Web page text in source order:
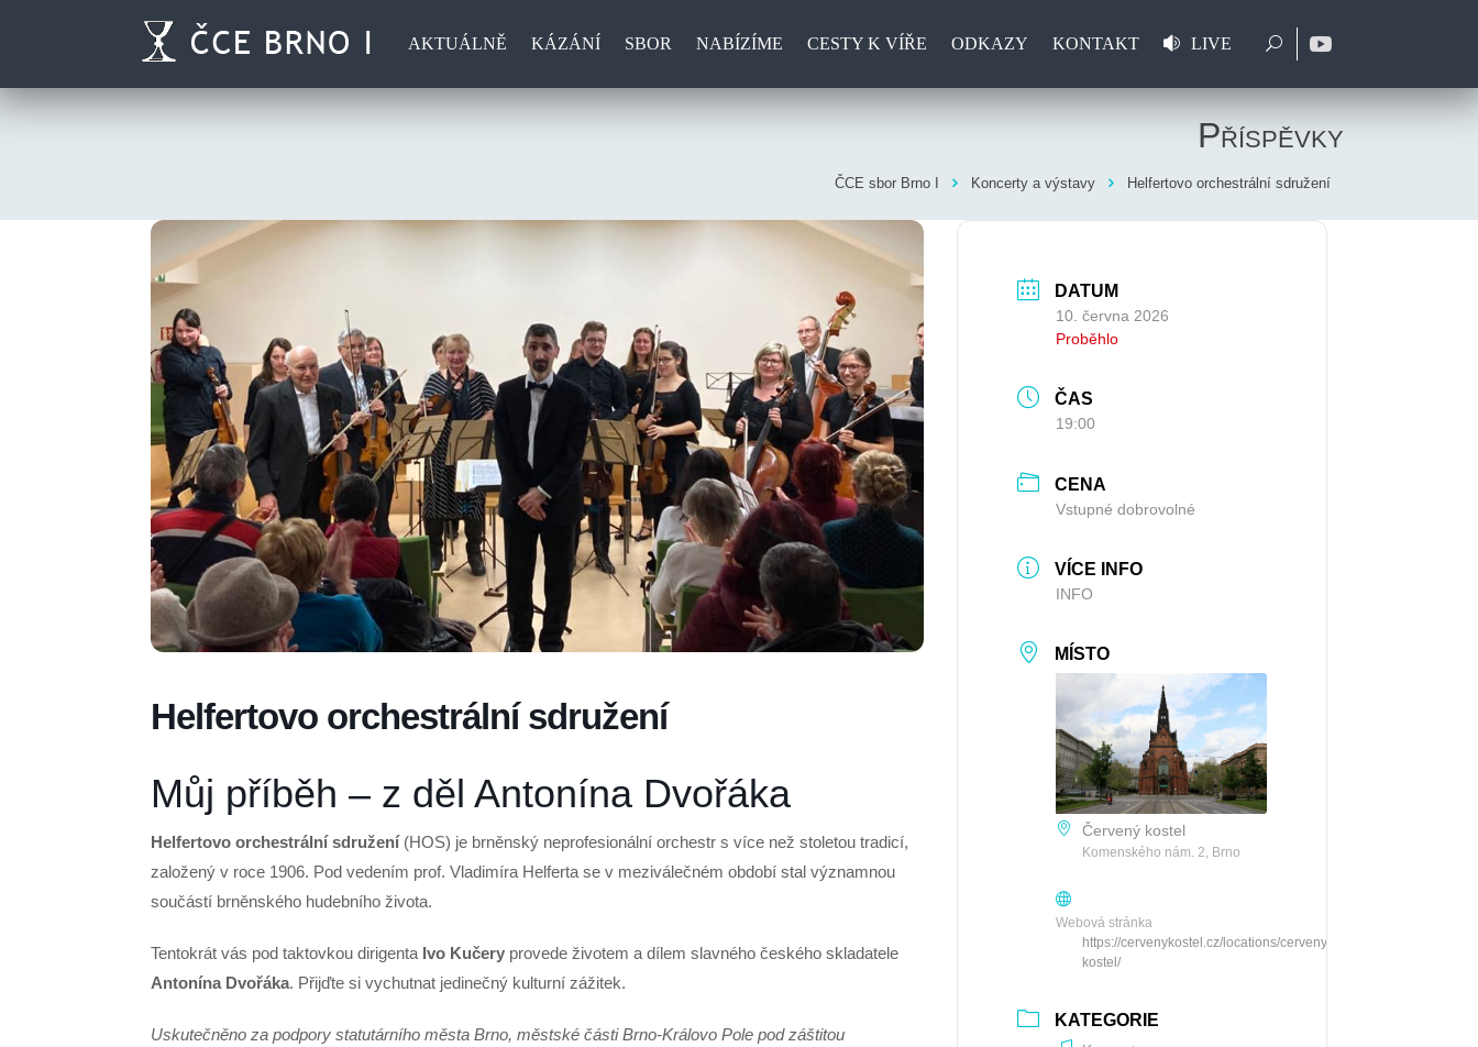
AKTUÁLNĚ KÁZÁNÍ SBOR NABÍZÍME CESTY K VÍŘE ODKAZY KONTAKT LIVE
Příspěvky
ČCE sbor Brno I Koncerty a výstavy Helfertovo orchestrální sdružení
Helfertovo orchestrální sdružení
Můj příběh – z děl Antonína Dvořáka
Helfertovo orchestrální sdružení(HOS) je brněnský neprofesionální orchestr s více než stoletou tradicí,
založený v roce 1906. Pod vedením prof. Vladimíra Helferta se v meziválečném období stal významnou
součástí brněnského hudebního života.
Tentokrát vás pod taktovkou dirigenta Ivo Kučery provede životem a dílem slavného českého skladatele
Antonína Dvořáka. Přijďte si vychutnat jedinečný kulturní zážitek.
Uskutečněno za podpory statutárního města Brno, městské části Brno-Královo Pole pod záštitou
DATUM
10. června 2026
Proběhlo
ČAS
19:00
CENA
Vstupné dobrovolné
VÍCE INFO
INFO
MÍSTO
Červený kostel
Komenského nám. 2, Brno
Webová stránka
https://cervenykostel.cz/locations/cerveny-
kostel/
KATEGORIE